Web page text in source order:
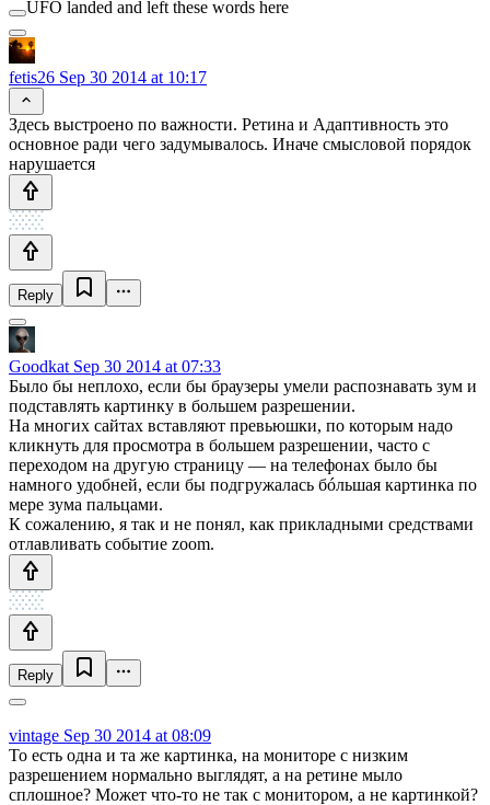
UFO landed and left these words here
fetis26 Sep 30 2014 at 10:17
Здесь выстроено по важности. Ретина и Адаптивность это
основное ради чего задумывалось. Иначе смысловой порядок
нарушается
Reply
Goodkat Sep 30 2014 at 07:33
Было бы неплохо, если бы браузеры умели распознавать зум и
подставлять картинку в большем разрешении.
На многих сайтах вставляют превьюшки, по которым надо
кликнуть для просмотра в большем разрешении, часто с
переходом на другую страницу — на телефонах было бы
намного удобней, если бы подгружалась бóльшая картинка по
мере зума пальцами.
К сожалению, я так и не понял, как прикладными средствами
отлавливать событие zoom.
Reply
vintage Sep 30 2014 at 08:09
То есть одна и та же картинка, на мониторе с низким
разрешением нормально выглядят, а на ретине мыло
сплошное? Может что-то не так с монитором, а не картинкой?